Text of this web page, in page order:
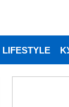
LIFESTYLE